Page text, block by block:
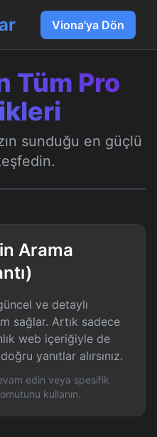
Viona'ya Dön
Tüm Pro
sunduğu en güçlü
Arama
ve detaylı
sağlar. Artık sadece
web içeriğiyle de
yanıtlar alırsınız.
edin veya spesifik
kullanın.